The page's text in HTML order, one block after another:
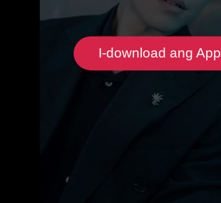
I-download ang App